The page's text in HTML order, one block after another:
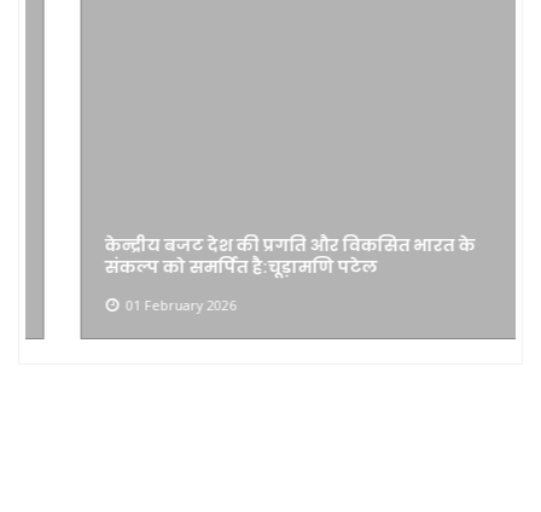
केन्द्रीय बजट देश की प्रगति और विकसित भारत के
संकल्प को समर्पित है:चूड़ामणि पटेल
01 February 2026